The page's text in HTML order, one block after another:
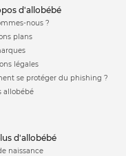
d'allobébé
nous ?
plans
légales
se protéger du phishing ?
allobébé
d'allobébé
naissance